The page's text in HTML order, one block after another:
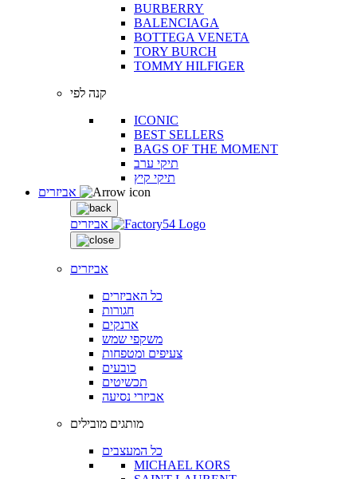
BURBERRY
BALENCIAGA
BOTTEGA VENETA
TORY BURCH
TOMMY HILFIGER
קנה לפי
ICONIC
BEST SELLERS
BAGS OF THE MOMENT
תיקי ערב
תיקי קיץ
אביזרים
אביזרים
כל האביזרים
חגורות
ארנקים
משקפי שמש
צעיפים ומטפחות
כובעים
תכשיטים
אביזרי נסיעה
מותגים מובילים
כל המעצבים
MICHAEL KORS